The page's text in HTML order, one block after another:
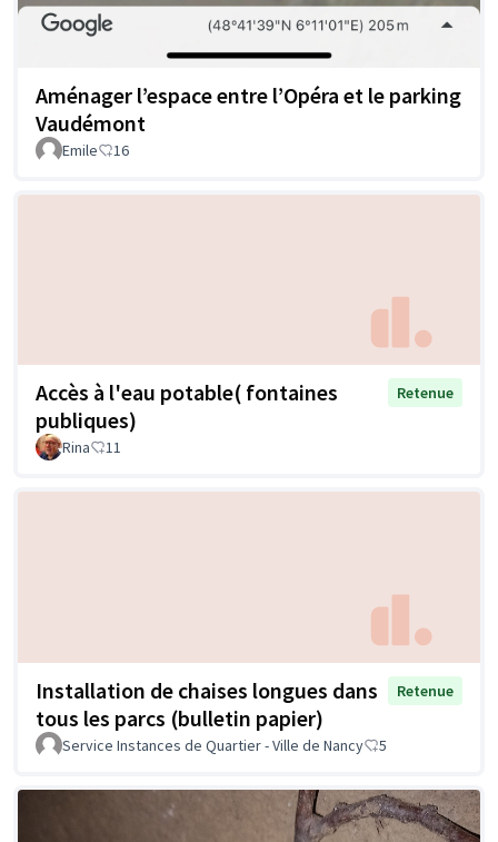
Aménager l’espace entre l’Opéra et le parking
Vaudémont
Emile 16
Accès à l'eau potable( fontaines
publiques)
Retenue
Rina 11
Installation de chaises longues dans
tous les parcs (bulletin papier)
Retenue
Service Instances de Quartier - Ville de Nancy 5